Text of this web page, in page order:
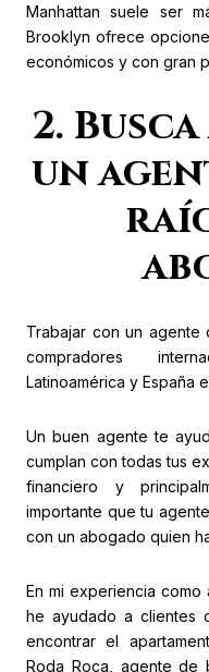
Manhattan suele ser
Brooklyn ofrece
económicos y con gran
2.
un
Trabajar con un
compradores
Latinoamérica y España
Un buen agente te
cumplan con todas tus
financiero y
importante que tu
con un abogado quien
En mi experiencia como
he ayudado a clientes
encontrar el
Roda Roca, agente de